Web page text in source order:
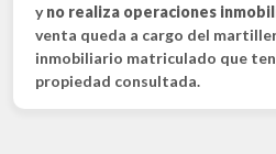
yno realiza operaciones
venta queda a cargo del
inmobiliario matriculado que
propiedad consultada.